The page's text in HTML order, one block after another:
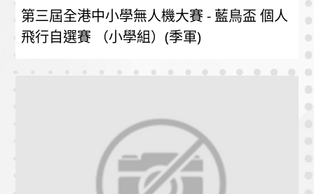
第三屆全港中小學無人機大賽 - 藍鳥盃 個人
飛行自選賽 （小學組）(季軍)